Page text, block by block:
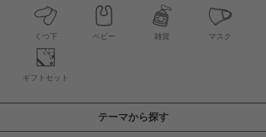
くつ下 ベビー 雑貨 マスク
ギフトセット
テーマから探す